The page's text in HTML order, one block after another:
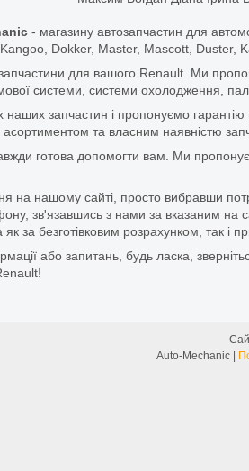
- магазину автозапчастин для
Kangoo, Dokker, Master, Mascott,
для вашого Renault. Ми
системи, системи охолодження,
наших запчастин і пропонуємо
та власним наявністю
готова допомогти вам. Ми
нашому сайті, просто вибравши
зв'язавшись з нами за вказаним на
за безготівковим розрахунком, так і
або запитань, будь ласка,